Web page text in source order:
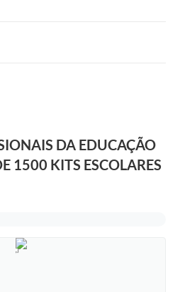
DA EDUCAÇÃO
1500 KITS ESCOLARES